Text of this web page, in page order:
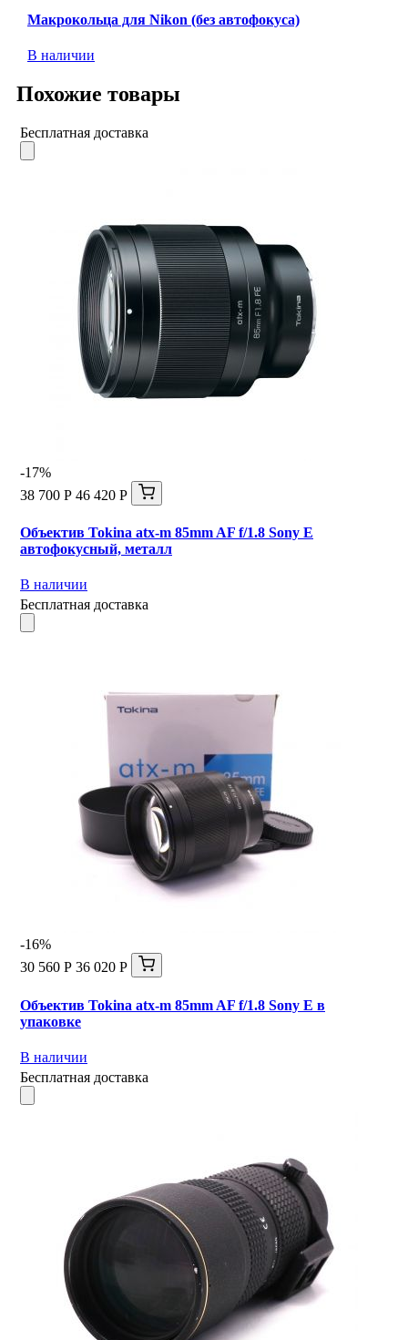
Макрокольца для Nikon (без автофокуса)
В наличии
Похожие товары
Бесплатная доставка
-17%
38 700 Р 46 420 Р
Объектив Tokina atx-m 85mm AF f/1.8 Sony E
автофокусный, металл
В наличии
Бесплатная доставка
-16%
30 560 Р 36 020 Р
Объектив Tokina atx-m 85mm AF f/1.8 Sony E в
упаковке
В наличии
Бесплатная доставка